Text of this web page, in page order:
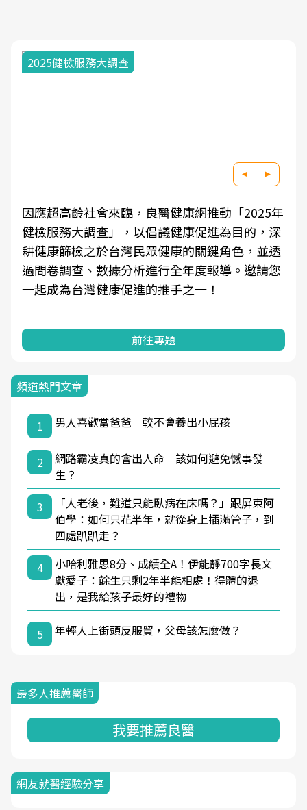
2025健檢服務大調查
因應超高齡社會來臨，良醫健康網推動「2025年
健檢服務大調查」，以倡議健康促進為目的，深
耕健康篩檢之於台灣民眾健康的關鍵角色，並透
過問卷調查、數據分析進行全年度報導。邀請您
一起成為台灣健康促進的推手之一！
前往專題
頻道熱門文章
1 男人喜歡當爸爸 較不會養出小屁孩
2
網路霸凌真的會出人命 該如何避免憾事發
生？
3
「人老後，難道只能臥病在床嗎？」跟屏東阿
伯學：如何只花半年，就從身上插滿管子，到
四處趴趴走？
4
小哈利雅思8分、成績全A！伊能靜700字長文
獻愛子：餘生只剩2年半能相處！得體的退
出，是我給孩子最好的禮物
5 年輕人上街頭反服貿，父母該怎麼做？
最多人推薦醫師
我要推薦良醫
網友就醫經驗分享